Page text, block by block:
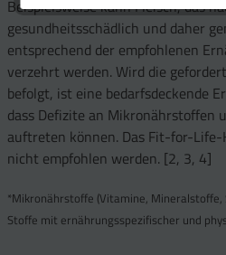
Beispielsweise kann Fleisch, das
gesundheitsschädlich und daher
entsprechend der empfohlenen
verzehrt werden. Wird die
befolgt, ist eine bedarfsdeckende
dass Defizite an Mikronährstoffen
auftreten können. Das Fit-for-Life-
nicht empfohlen werden. [2, 3, 4]
*Mikronährstoffe (Vitamine,
Stoffe mit ernährungsspezifischer und